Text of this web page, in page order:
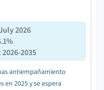
2026
%
:2026-2035
antiempañamiento
en 2025 y se espera